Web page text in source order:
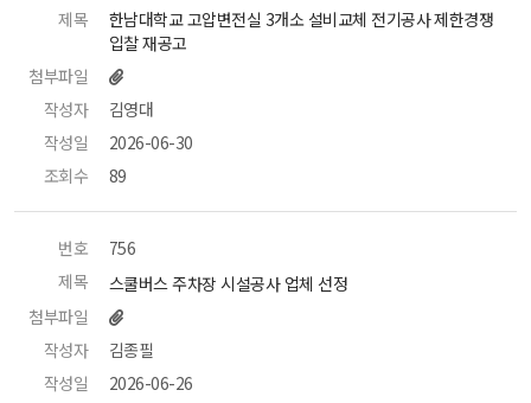
제목
한남대학교 고압변전실 3개소 설비교체 전기공사 제한경쟁
입찰 재공고
첨부파일
작성자
김영대
작성일
2026-06-30
조회수
89
번호
756
제목
스쿨버스 주차장 시설공사 업체 선정
첨부파일
작성자
김종필
작성일
2026-06-26